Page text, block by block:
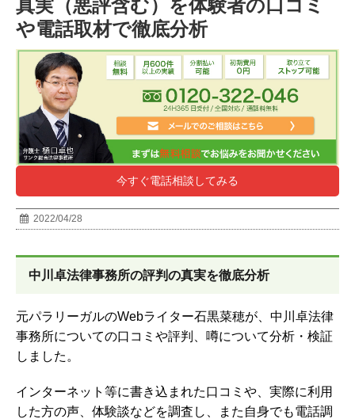
真実（悪評含む）を体験者の口コミ
や電話取材で徹底分析
今すぐ電話相談してみる
2022/04/28
中川卓法律事務所の評判の真実を徹底分析
元パラリーガルのWebライター石黒菜穂が、中川卓法律
事務所についての口コミや評判、噂について分析・検証
しました。
インターネット等に書き込まれた口コミや、実際に利用
した方の声、体験談などを調査し、また自身でも電話調